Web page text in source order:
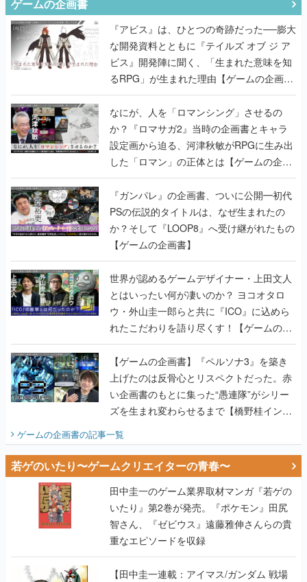
ゲームの企画書
『アビス』は、ひとつの奇跡だった──膨大
な開発資料とともに『テイルズ オブ ジ ア
ビス』開発陣に聞く、「生まれた意味を知
るRPG」が生まれた理由【ゲームの企画
書】
なにが、人を「ロマンシング」させるの
か？『ロマサガ2』当時の企画書とキャラ
設定画から迫る、河津秋敏がRPGに生み出
した「ロマン」の正体とは【ゲームの企画
書】
『ガンパレ』の企画書、ついに公開━初代
PSの伝説的タイトルは、なぜ生まれたの
か？そして『LOOP8』へ受け継がれたもの
【ゲームの企画書】
世界が認めるゲームデザイナー・上田文人
とはいったい何が凄いのか？ ヨコオタロ
ウ・外山圭一郎らと共に『ICO』に込めら
れたこだわりを語り尽くす！【ゲームの企
画書】
【ゲームの企画書】『ペルソナ3』を築き
上げたのは反骨心とリスペクトだった。赤
い企画書のもとに集った“愚連隊”がシリー
ズを生まれ変わらせるまで【橋野桂インタ
ゲームの企画書の記事一覧
若ゲのいたり〜ゲームクリエイターの青春〜
田中圭一のゲーム業界取材マンガ『若ゲの
いたり』第2巻が発売。『ポケモン』田尻
智さん、『ゼビウス』遠藤雅伸さんらの貴
重なエピソードを収録
【田中圭一連載：アイマス/ガンダム 戦場